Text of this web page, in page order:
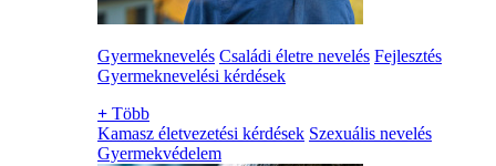
Gyermeknevelés Családi életre nevelés Fejlesztés
Gyermeknevelési kérdések
+ Több
Kamasz életvezetési kérdések Szexuális nevelés
Gyermekvédelem